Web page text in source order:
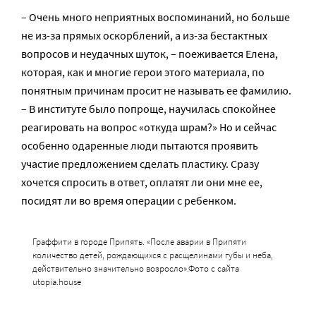
– Очень много неприятных воспоминаний, но больше
не из-за прямых оскорблений, а из-за бестактных
вопросов и неудачных шуток, – поеживается Елена,
которая, как и многие герои этого материала, по
понятным причинам просит не называть ее фамилию.
– В институте было попроще, научилась спокойнее
реагировать на вопрос «откуда шрам?» Но и сейчас
особенно одаренные люди пытаются проявить
участие предложением сделать пластику. Сразу
хочется спросить в ответ, оплатят ли они мне ее,
посидят ли во время операции с ребенком.
Граффити в городе Припять. «После аварии в Припяти
количество детей, рождающихся с расщелинами губы и неба,
действительно значительно возросло».Фото с сайта
utopia.house